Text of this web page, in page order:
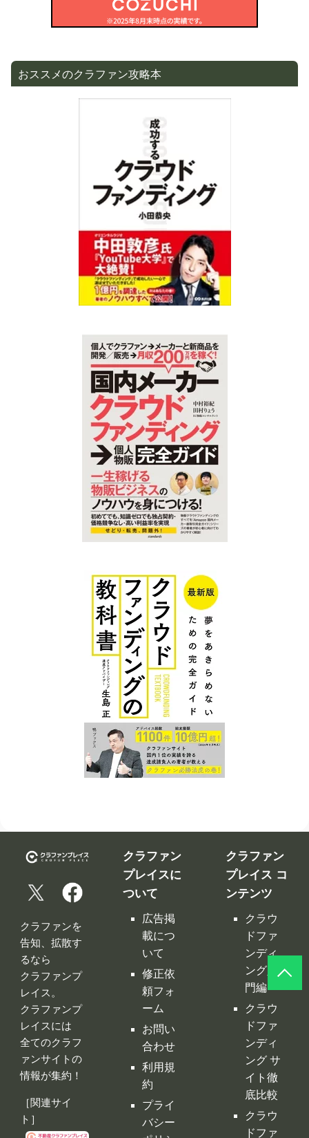
おススメのクラファン攻略本
クラファンを
告知、拡散す
るなら
クラファンプ
レイス。
クラファンプ
レイスには
全てのクラフ
ァンサイトの
情報が集約！
［関連サイ
ト］
クラファン
プレイスに
ついて
広告掲
載につ
いて
修正依
頼フォ
ーム
お問い
合わせ
利用規
約
プライ
バシー
クラファン
プレイス コ
ンテンツ
クラウ
ドファ
ンディ
ング入
門編
クラウ
ドファ
ンディ
ング サ
イト徹
底比較
クラウ
ドファ